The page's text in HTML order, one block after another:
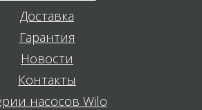
Доставка
Гарантия
Новости
Контакты
насосов Wilo